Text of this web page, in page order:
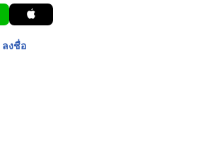
ลงชื่อ